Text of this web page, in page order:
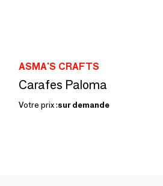
ASMA'S CRAFTS
Carafes Paloma
Votre prix :sur demande